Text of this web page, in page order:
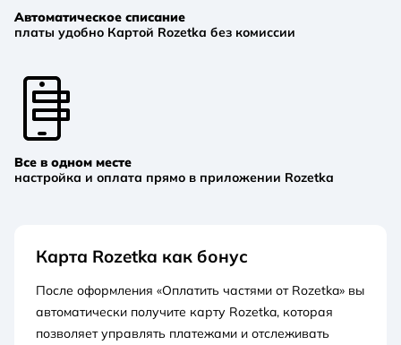
Автоматическое списание
платы удобно Картой Rozetka без комиссии
Все в одном месте
настройка и оплата прямо в приложении Rozetka
Карта Rozetka как бонус
После оформления «Оплатить частями от Rozetka» вы
автоматически получите карту Rozetka, которая
позволяет управлять платежами и отслеживать